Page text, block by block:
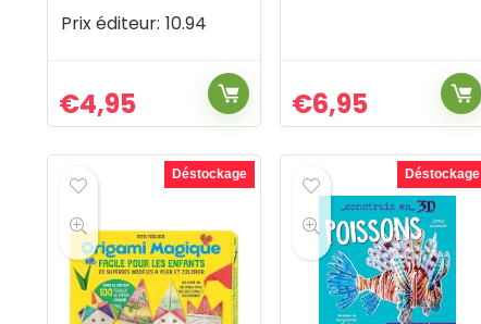
Prix éditeur: 10.94
€4,95 €6,95
Déstockage Déstockage